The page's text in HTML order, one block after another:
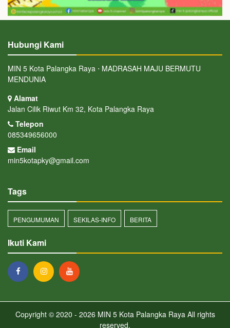
Hubungi Kami
MIN 5 Kota Palangka Raya ⋅ MADRASAH MAJU BERMUTU
MENDUNIA
Alamat
Jalan Cilik Riwut Km 32, Kota Palangka Raya
Telepon
085349656000
Email
min5kotapky@gmail.com
Tags
PENGUMUMAN SEKILAS-INFO BERITA
Ikuti Kami
Copyright © 2020 - 2026 MIN 5 Kota Palangka RayaAll rights
reserved.